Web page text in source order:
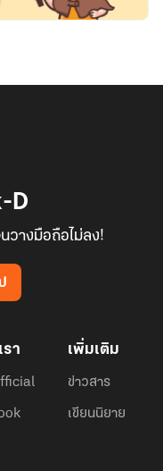
D
วางมือถือไม่ลง!
า เพิ่มเติม
ข่าวสาร
เขียนนิยาย